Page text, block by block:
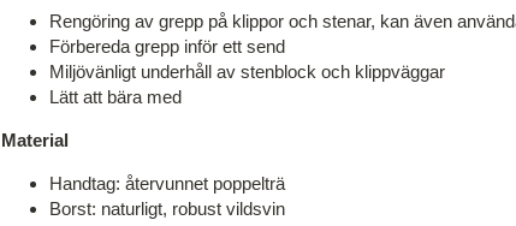
Rengöring av grepp på klippor och stenar, kan även
Förbereda grepp inför ett send
Miljövänligt underhåll av stenblock och klippväggar
Lätt att bära med
Material
Handtag: återvunnet poppelträ
Borst: naturligt, robust vildsvin